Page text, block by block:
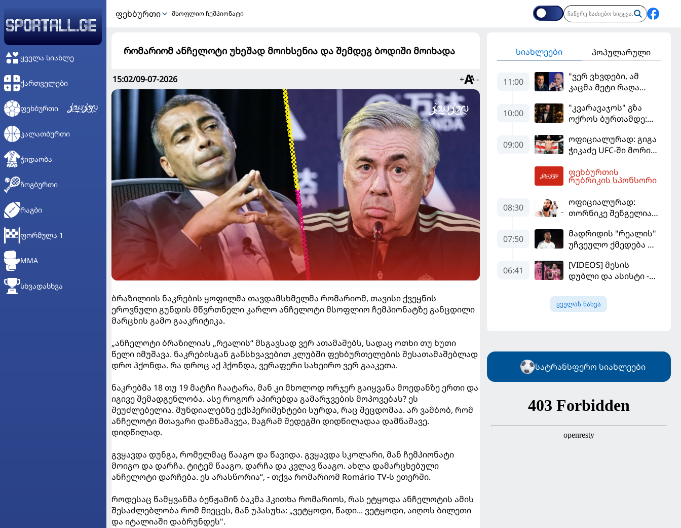
ᲧᲕᲔᲚᲐ ᲡᲘᲐᲮᲚᲔ
ᲥᲐᲠᲗᲕᲔᲚᲔᲑᲘ
ᲤᲔᲮᲑᲣᲠᲗᲘ
ᲙᲐᲚᲐᲗᲑᲣᲠᲗᲘ
ᲭᲘᲓᲐᲝᲑᲐ
ᲩᲝᲒᲑᲣᲠᲗᲘ
ᲠᲐᲒᲑᲘ
ᲤᲝᲠᲛᲣᲚᲐ 1
MMA
ᲡᲮᲕᲐᲓᲐᲡᲮᲕᲐ
ᲤᲔᲮᲑᲣᲠᲗᲘ მსოფლიო ჩემპიონატი
რომარიომ ანჩელოტი უხეშად მოიხსენია და შემდეგ ბოდიში მოიხადა
15:02/09-07-2026 + -
ბრაზილიის ნაკრების ყოფილმა თავდამსხმელმა რომარიომ, თავისი ქვეყნის
ეროვნული გუნდის მწვრთნელი კარლო ანჩელოტი მსოფლიო ჩემპიონატზე განცდილი
მარცხის გამო გააკრიტიკა.
„ანჩელოტი ბრაზილიას „რეალის“ მსგავსად ვერ ათამაშებს, სადაც ოთხი თუ ხუთი
წელი იმუშავა. ნაკრებისგან განსხვავებით კლუბში ფეხბურთელების შესათამაშებლად
დრო ჰქონდა. რა დროც აქ ჰქონდა, ვერაფერი სახეირო ვერ გააკეთა.
ნაკრებმა 18 თუ 19 მატჩი ჩაატარა, მან კი მხოლოდ ორჯერ გაიყვანა მოედანზე ერთი და
იგივე შემადგენლობა. ასე როგორ აპირებდა გამარჯვების მოპოვებას? ეს
შეუძლებელია. მუნდიალებზე ექსპერიმენტები სურდა, რაც შეცდომაა. არ ვამბობ, რომ
ანჩელოტი მთავარი დამნაშავეა, მაგრამ შედეგში დიდწილადაა დამნაშავე.
დიდწილად.
გვყავდა დუნგა, რომელმაც წააგო და წავიდა. გვყავდა სკოლარი, მან ჩემპიონატი
მოიგო და დარჩა. ტიტემ წააგო, დარჩა და კვლავ წააგო. ახლა დამარცხებული
ანჩელოტი დარჩება. ეს არასწორია“, - თქვა რომარიომ Romário TV-ს ეთერში.
როდესაც წამყვანმა ბენჟამინ ბაკმა ჰკითხა რომარიოს, რას ეტყოდა ანჩელოტის ამის
შესაძლებლობა რომ მიეცეს, მან უპასუხა: „ვეტყოდი, წადი... ვეტყოდი, აიღოს ბილეთი
და იტალიაში დაბრუნდეს".
სიახლეები პოპულარული
11:00
"ვერ ვხვდები, ამ
კაცმა მეტი რაღა
ფიგუ ინფანტინოს
გადადგომას
10:00
"კვარავაჯოს" გზა
ოქროს ბურთამდე:
ქართული ზღაპარი
09:00
ოფიციალურად: გიგა
ჭიკაძე UFC-ში მორიგ
სექტემბერში
გამართავს
ფეხბურთის
რუბრიკის სპონსორი
08:30
ოფიციალურად:
თორნიკე შენგელია
კალათბურთელია
07:50
მადრიდის "რეალის"
უჩვეულო ქმედება და
ვინისიუსის
მომავალი გადაწყდა
06:41
[VIDEOS] მესის
დუბლი და ასისტი -
"სან ლუისს" მოუგო
ყველას ნახვა
სატრანსფერო სიახლეები